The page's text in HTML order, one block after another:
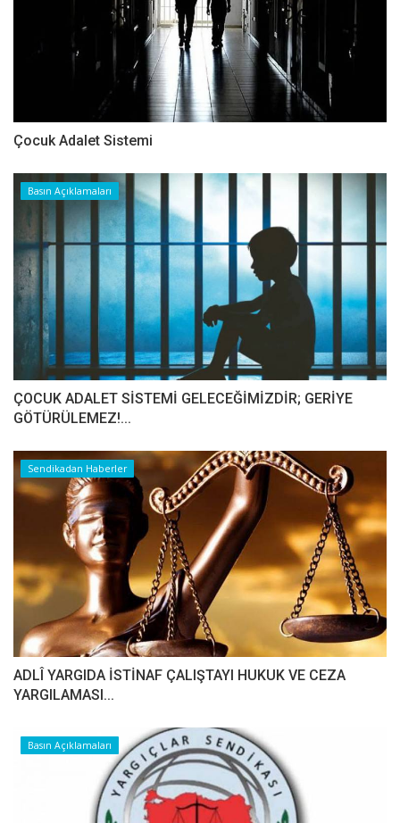
Çocuk Adalet Sistemi
Basın Açıklamaları
ÇOCUK ADALET SİSTEMİ GELECEĞİMİZDİR; GERİYE
GÖTÜRÜLEMEZ!...
Sendikadan Haberler
ADLÎ YARGIDA İSTİNAF ÇALIŞTAYI HUKUK VE CEZA
YARGILAMASI...
Basın Açıklamaları